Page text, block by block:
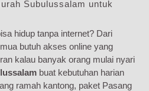
Subulussalam untuk
hidup tanpa internet? Dari
butuh akses online yang
kalau banyak orang mulai nyari
buat kebutuhan harian
ramah kantong, paket Pasang